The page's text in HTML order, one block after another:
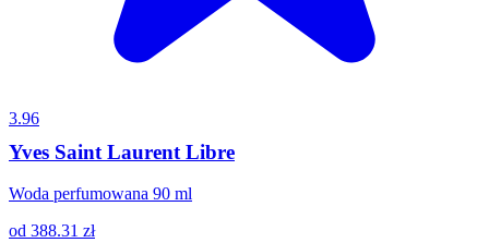
3.96
Yves Saint Laurent Libre
Woda perfumowana 90 ml
od 388.31 zł